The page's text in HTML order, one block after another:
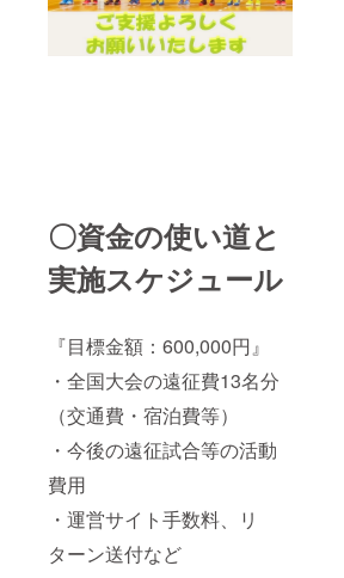
〇資金の使い道と
実施スケジュール
『目標金額：600,000円』
・全国大会の遠征費13名分
（交通費・宿泊費等）
・今後の遠征試合等の活動
費用
・運営サイト手数料、リ
ターン送付など